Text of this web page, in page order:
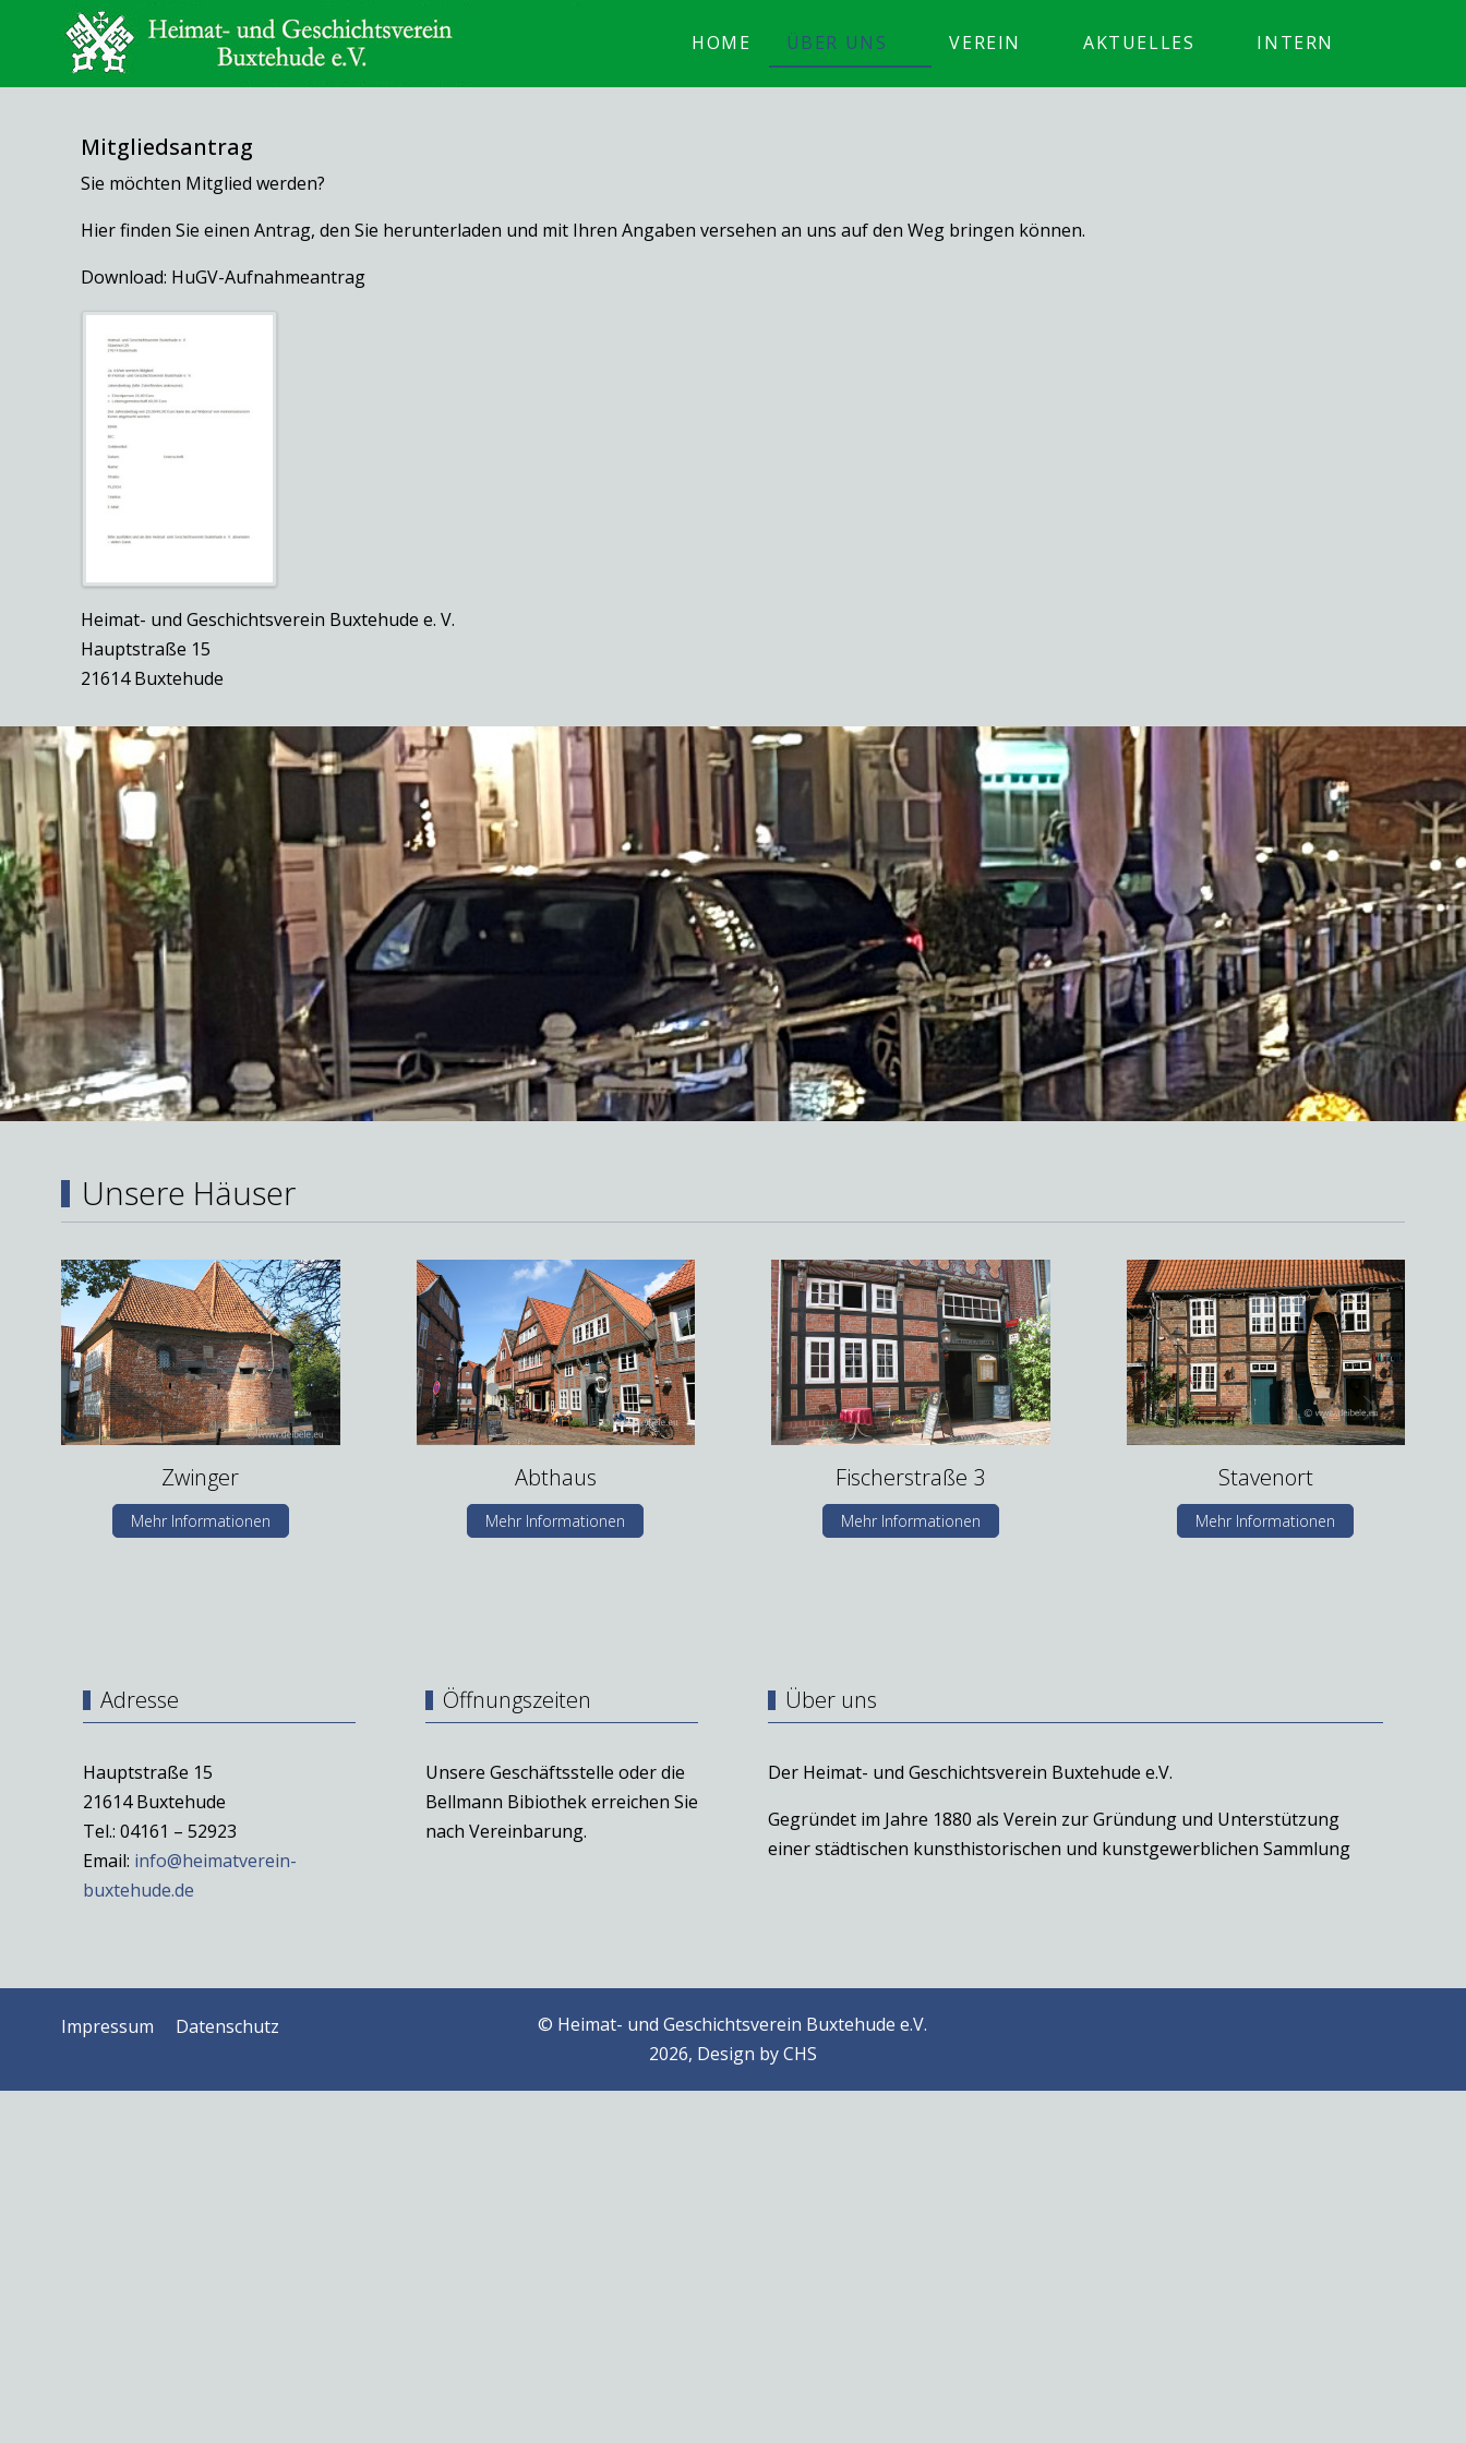
HOME ÜBER UNS VEREIN AKTUELLES INTERN
Mitgliedsantrag
Sie möchten Mitglied werden?
Hier finden Sie einen Antrag, den Sie herunterladen und mit Ihren Angaben versehen an uns auf den Weg bringen können.
Download: HuGV-Aufnahmeantrag
Heimat- und Geschichtsverein Buxtehude e. V.
Hauptstraße 15
21614 Buxtehude
Unsere Häuser
Zwinger
Mehr Informationen
Abthaus
Mehr Informationen
Fischerstraße 3
Mehr Informationen
Stavenort
Mehr Informationen
Adresse
Hauptstraße 15
21614 Buxtehude
Tel.: 04161 – 52923
Email: info@heimatverein-
buxtehude.de
Öffnungszeiten
Unsere Geschäftsstelle oder die
Bellmann Bibiothek erreichen Sie
nach Vereinbarung.
Über uns
Der Heimat- und Geschichtsverein Buxtehude e.V.
Gegründet im Jahre 1880 als Verein zur Gründung und Unterstützung
einer städtischen kunsthistorischen und kunstgewerblichen Sammlung
Impressum Datenschutz
© Heimat- und Geschichtsverein Buxtehude e.V.
2026, Design byCHS